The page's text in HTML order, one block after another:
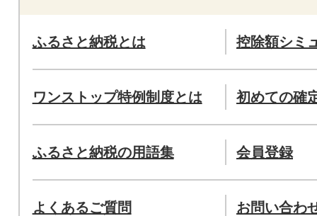
ふるさと納税とは 控除額シミ
ワンストップ特例制度とは 初めての確
ふるさと納税の用語集 会員登録
よくあるご質問 お問い合わ